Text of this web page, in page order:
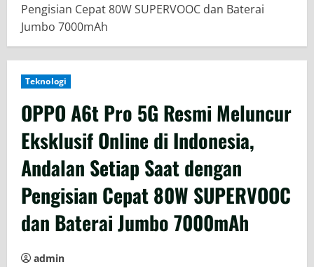
Pengisian Cepat 80W SUPERVOOC dan Baterai
Jumbo 7000mAh
Teknologi
OPPO A6t Pro 5G Resmi Meluncur
Eksklusif Online di Indonesia,
Andalan Setiap Saat dengan
Pengisian Cepat 80W SUPERVOOC
dan Baterai Jumbo 7000mAh
admin